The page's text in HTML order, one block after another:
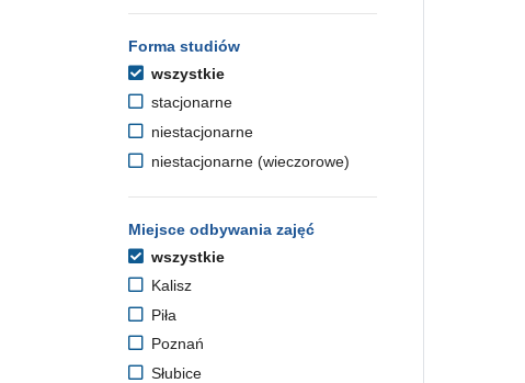
Forma studiów
wszystkie
stacjonarne
niestacjonarne
niestacjonarne (wieczorowe)
Miejsce odbywania zajęć
wszystkie
Kalisz
Piła
Poznań
Słubice